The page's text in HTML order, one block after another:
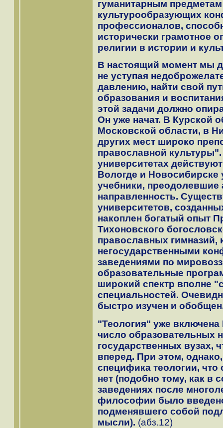
гуманитарным
культурообразующих
профессионалов,
исторически грамотное
религии в истории и
В настоящий момент мы
не уступая
давлению, найти свой
образования и
этой задачи должно
Он уже начат. В Курской
Московской области, в
других мест широко
православной
университетах
Вологде и
учебники, преодолевшие
направленность.
университетов,
накоплен богатый опыт
Тихоновского
православных гимназий,
негосударственными
заведениями по
образовательные
широкий спектр вполне
специальностей.
быстро изучен и
"Теология" уже
число образовательных
государственных вузах,
вперед. При этом,
специфика теологии, что
нет (подобно тому, как в
заведениях после
философии было
подменявшего собой
мысли). (абз.12)